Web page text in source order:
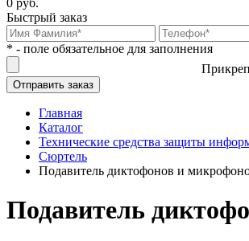
Быстрый заказ
* - поле обязательное для заполнения
Главная
Каталог
Технические средства защиты
Сюртель
Подавитель диктофонов и
Подавитель